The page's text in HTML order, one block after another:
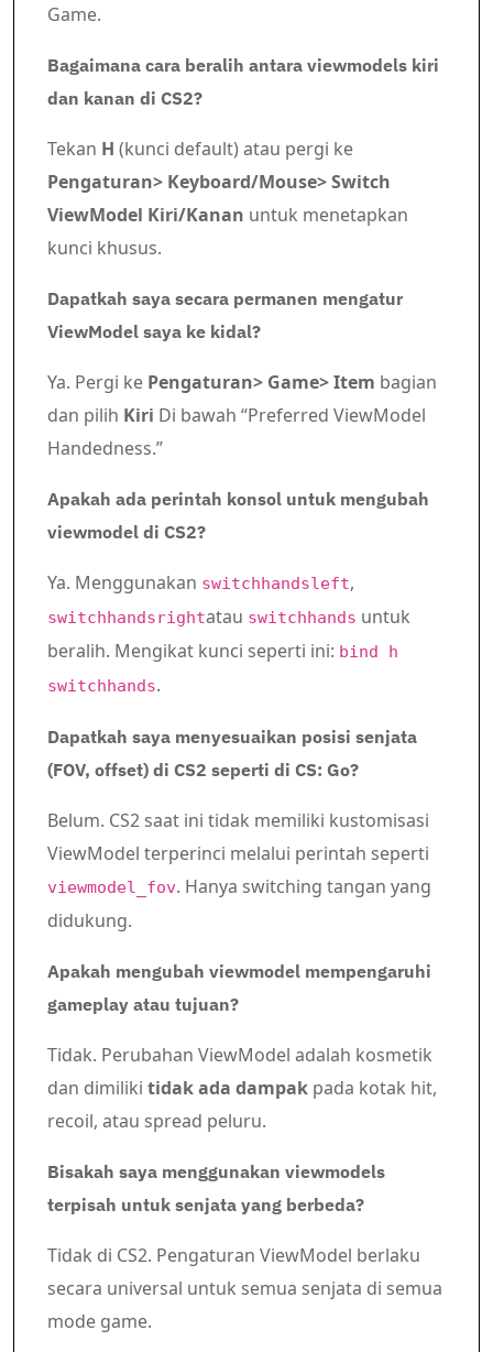
Game.
Bagaimana cara beralih antara viewmodels kiri
dan kanan di CS2?
Tekan H (kunci default) atau pergi ke
Pengaturan> Keyboard/Mouse> Switch
ViewModel Kiri/Kanan untuk menetapkan
kunci khusus.
Dapatkah saya secara permanen mengatur
ViewModel saya ke kidal?
Ya. Pergi ke Pengaturan> Game> Item bagian
dan pilih Kiri Di bawah “Preferred ViewModel
Handedness.”
Apakah ada perintah konsol untuk mengubah
viewmodel di CS2?
Ya. Menggunakan switchhandsleft,
switchhandsrightatau switchhands untuk
beralih. Mengikat kunci seperti ini: bind h
switchhands.
Dapatkah saya menyesuaikan posisi senjata
(FOV, offset) di CS2 seperti di CS: Go?
Belum. CS2 saat ini tidak memiliki kustomisasi
ViewModel terperinci melalui perintah seperti
viewmodel_fov. Hanya switching tangan yang
didukung.
Apakah mengubah viewmodel mempengaruhi
gameplay atau tujuan?
Tidak. Perubahan ViewModel adalah kosmetik
dan dimiliki tidak ada dampak pada kotak hit,
recoil, atau spread peluru.
Bisakah saya menggunakan viewmodels
terpisah untuk senjata yang berbeda?
Tidak di CS2. Pengaturan ViewModel berlaku
secara universal untuk semua senjata di semua
mode game.